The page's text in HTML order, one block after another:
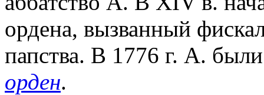
ордена, вызванный
папства. В 1776 г. А.
орден.